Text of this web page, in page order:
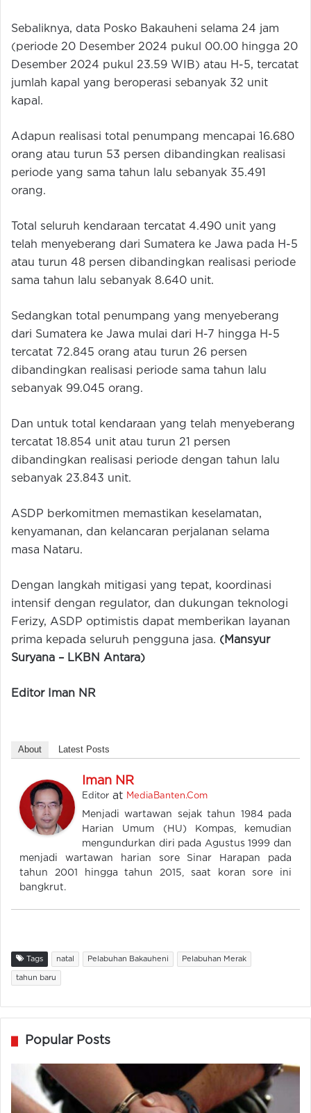
Sebaliknya, data Posko Bakauheni selama 24 jam
(periode 20 Desember 2024 pukul 00.00 hingga 20
Desember 2024 pukul 23.59 WIB) atau H-5, tercatat
jumlah kapal yang beroperasi sebanyak 32 unit
kapal.
Adapun realisasi total penumpang mencapai 16.680
orang atau turun 53 persen dibandingkan realisasi
periode yang sama tahun lalu sebanyak 35.491
orang.
Total seluruh kendaraan tercatat 4.490 unit yang
telah menyeberang dari Sumatera ke Jawa pada H-5
atau turun 48 persen dibandingkan realisasi periode
sama tahun lalu sebanyak 8.640 unit.
Sedangkan total penumpang yang menyeberang
dari Sumatera ke Jawa mulai dari H-7 hingga H-5
tercatat 72.845 orang atau turun 26 persen
dibandingkan realisasi periode sama tahun lalu
sebanyak 99.045 orang.
Dan untuk total kendaraan yang telah menyeberang
tercatat 18.854 unit atau turun 21 persen
dibandingkan realisasi periode dengan tahun lalu
sebanyak 23.843 unit.
ASDP berkomitmen memastikan keselamatan,
kenyamanan, dan kelancaran perjalanan selama
masa Nataru.
Dengan langkah mitigasi yang tepat, koordinasi
intensif dengan regulator, dan dukungan teknologi
Ferizy, ASDP optimistis dapat memberikan layanan
prima kepada seluruh pengguna jasa. (Mansyur
Suryana – LKBN Antara)
Editor Iman NR
About Latest Posts
Iman NR
Editor at MediaBanten.Com
Menjadi wartawan sejak tahun 1984 pada
Harian Umum (HU) Kompas, kemudian
mengundurkan diri pada Agustus 1999 dan
menjadi wartawan harian sore Sinar Harapan pada
tahun 2001 hingga tahun 2015, saat koran sore ini
bangkrut.
Tags natal Pelabuhan Bakauheni Pelabuhan Merak
tahun baru
Popular Posts